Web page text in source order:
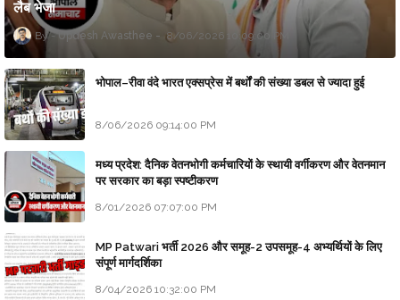
लैब भेजा
Updesh Awasthee 8/06/2026 10:09:00 PM
भोपाल–रीवा वंदे भारत एक्सप्रेस में बर्थों की संख्या डबल से ज्यादा हुई
8/06/2026 09:14:00 PM
मध्य प्रदेश: दैनिक वेतनभोगी कर्मचारियों के स्थायी वर्गीकरण और वेतनमान
पर सरकार का बड़ा स्पष्टीकरण
8/01/2026 07:07:00 PM
MP Patwari भर्ती 2026 और समूह-2 उपसमूह-4 अभ्यर्थियों के लिए
संपूर्ण मार्गदर्शिका
8/04/2026 10:32:00 PM